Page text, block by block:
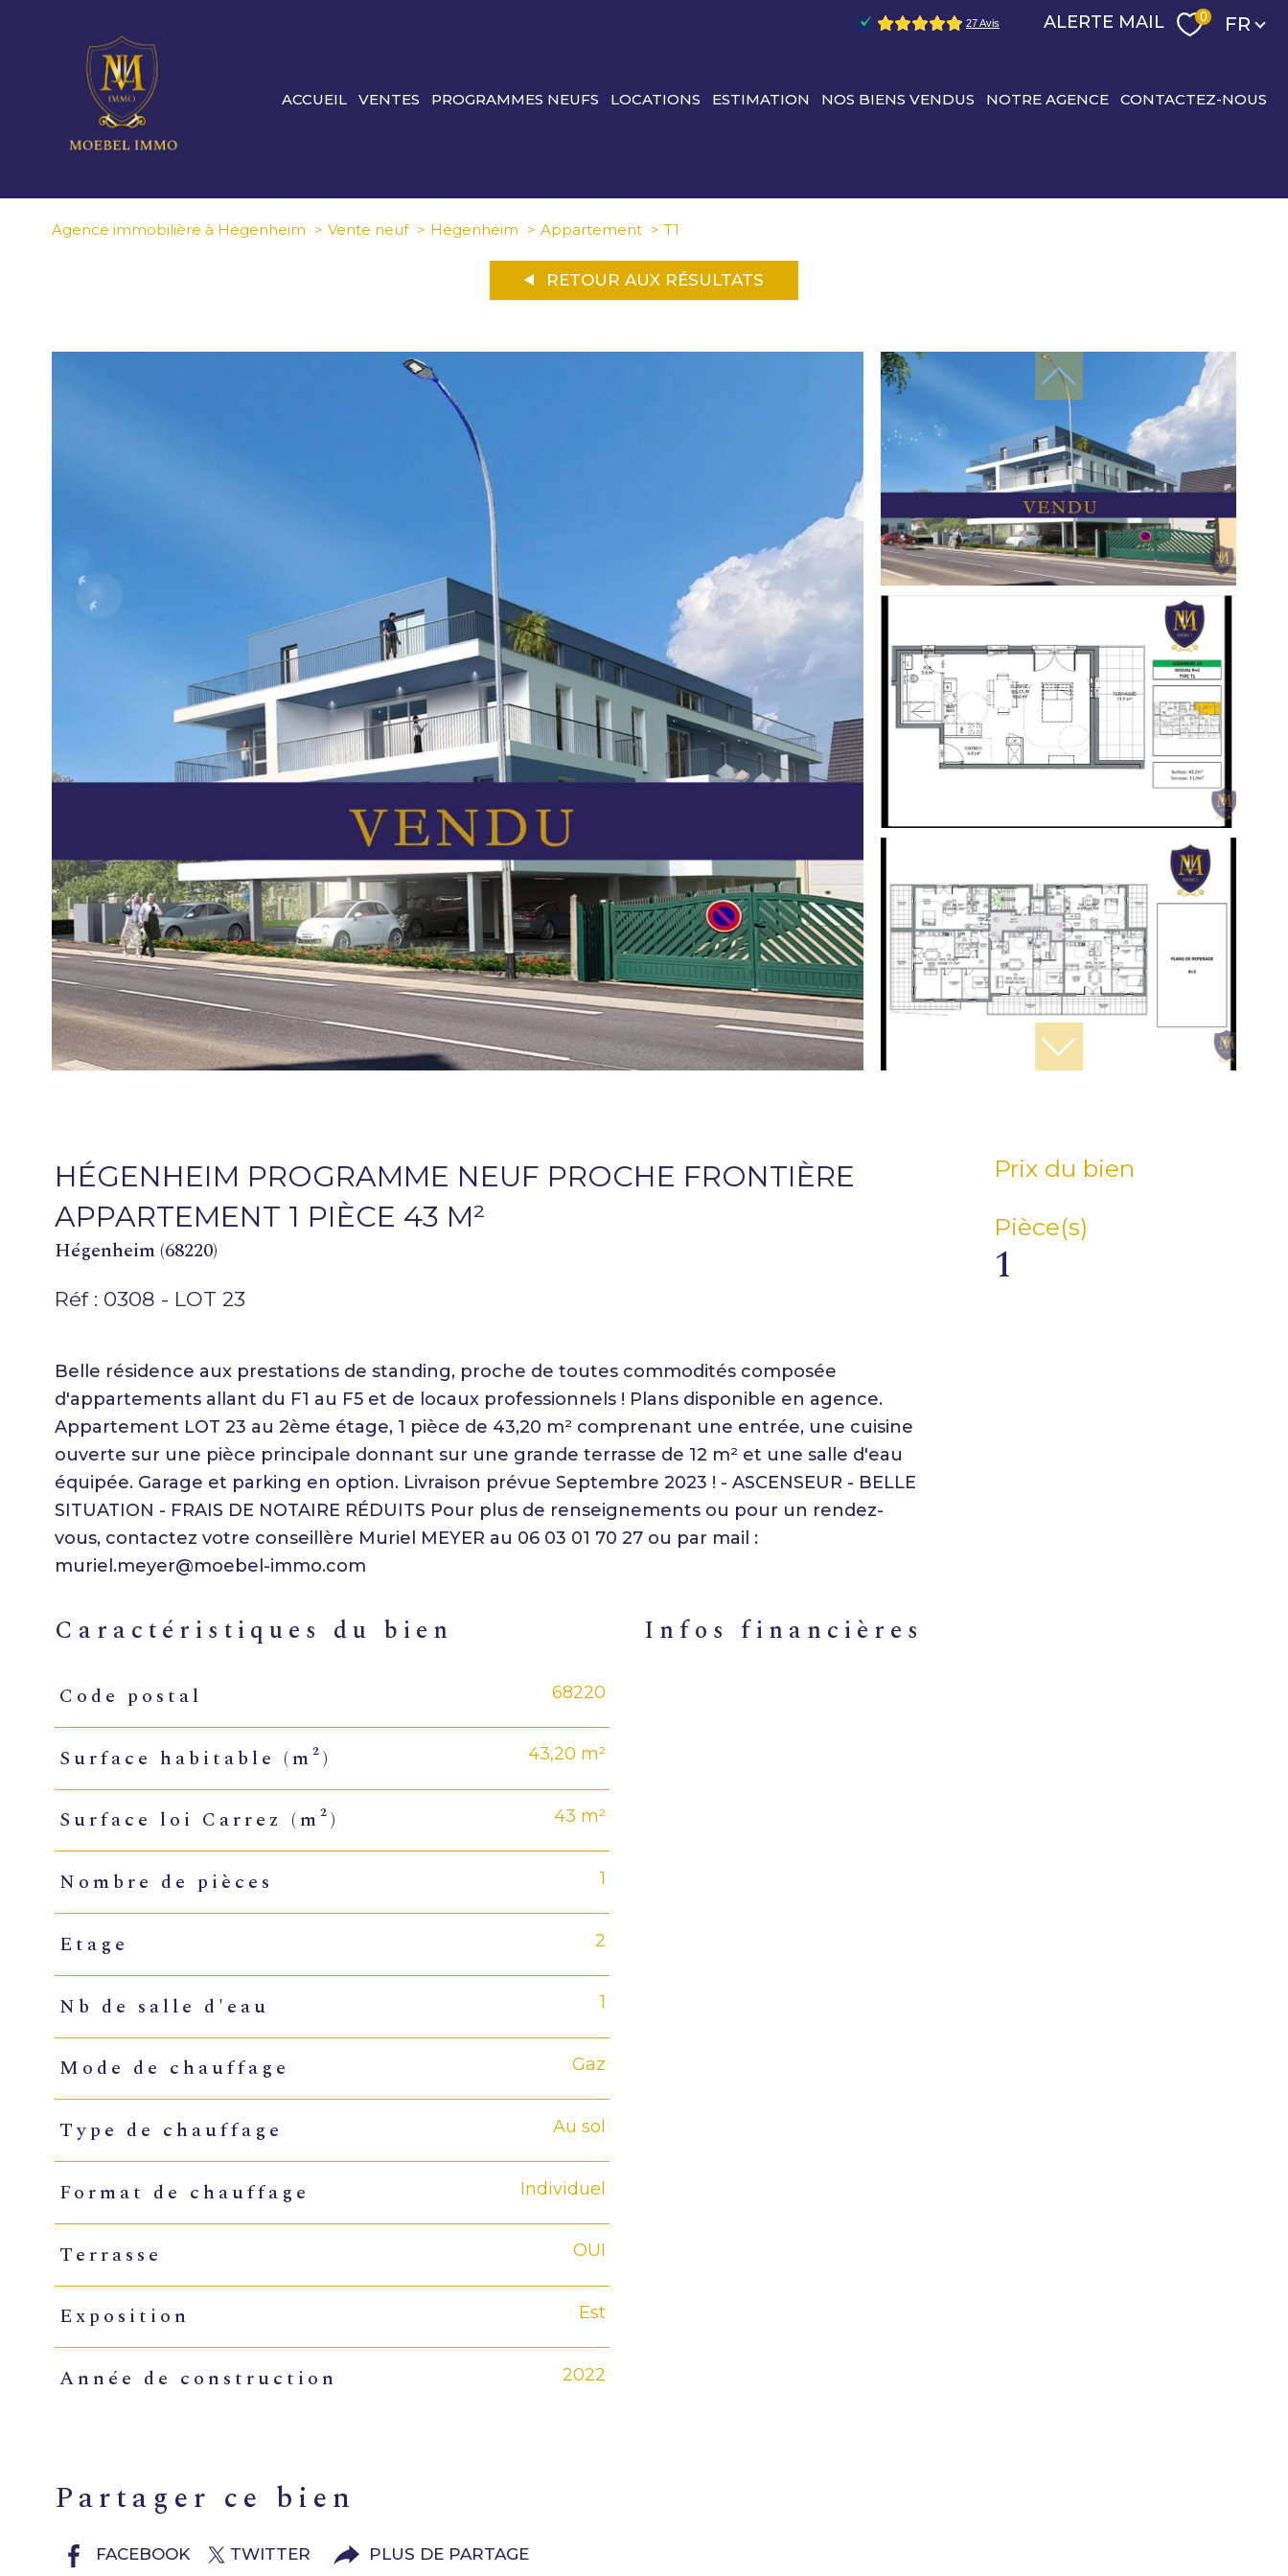
ALERTE MAIL 0 FR
ACCUEIL VENTES PROGRAMMES NEUFS LOCATIONS ESTIMATION NOS BIENS VENDUS NOTRE AGENCE CONTACTEZ-NOUS
Agence immobilière à Hegenheim Vente neuf Hegenheim Appartement T1
RETOUR AUX RÉSULTATS
HÉGENHEIM PROGRAMME NEUF PROCHE FRONTIÈRE
APPARTEMENT 1 PIÈCE 43 M²
Hégenheim (68220)
Réf : 0308 - LOT 23
Belle résidence aux prestations de standing, proche de toutes commodités composée
d'appartements allant du F1 au F5 et de locaux professionnels ! Plans disponible en agence.
Appartement LOT 23 au 2ème étage, 1 pièce de 43,20 m² comprenant une entrée, une cuisine
ouverte sur une pièce principale donnant sur une grande terrasse de 12 m² et une salle d'eau
équipée. Garage et parking en option. Livraison prévue Septembre 2023 ! - ASCENSEUR - BELLE
SITUATION - FRAIS DE NOTAIRE RÉDUITS Pour plus de renseignements ou pour un rendez-
vous, contactez votre conseillère Muriel MEYER au 06 03 01 70 27 ou par mail :
Prix du bien
Pièce(s)
1
caractéristiques du bien
Caractéristiques
Code postal 68220
Surface habitable (m²) 43,20 m²
Surface loi Carrez (m²) 43 m²
Nombre de pièces 1
Etage 2
Nb de salle d'eau 1
Mode de chauffage Gaz
Type de chauffage Au sol
Format de chauffage Individuel
Terrasse OUI
Exposition Est
Année de construction 2022
infos financières
partager ce bien
FACEBOOK TWITTER PLUS DE PARTAGE